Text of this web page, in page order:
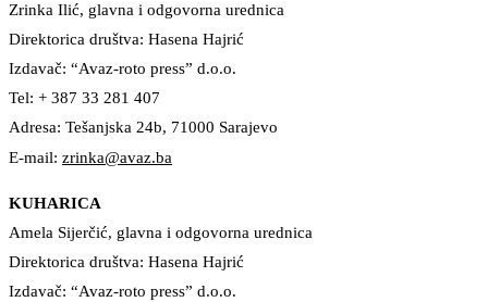
Zrinka Ilić, glavna i odgovorna urednica
Direktorica društva: Hasena Hajrić
Izdavač: “Avaz-roto press” d.o.o.
Tel: + 387 33 281 407
Adresa: Tešanjska 24b, 71000 Sarajevo
E-mail: zrinka@avaz.ba
KUHARICA
Amela Sijerčić, glavna i odgovorna urednica
Direktorica društva: Hasena Hajrić
Izdavač: “Avaz-roto press” d.o.o.